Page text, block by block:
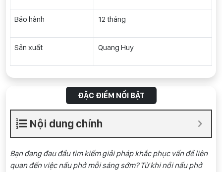
Bảo hành 12 tháng
Sản xuất Quang Huy
ĐẶC ĐIỂM NỔI BẬT
Nội dung chính
Bạn đang đau đầu tìm kiếm giải pháp khắc phục vấn đề liên
quan đến việc nấu phở mỗi sáng sớm? Từ khi nồi nấu phở